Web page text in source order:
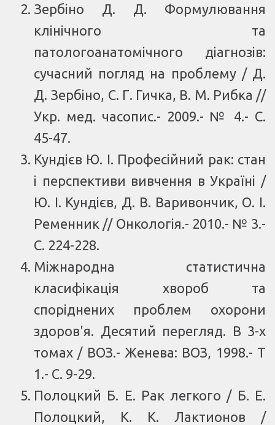
Зербіно Д. Д. Формулювання
клінічного та
патологоанатомічного діагнозів:
сучасний погляд на проблему / Д.
Д. Зербіно, С. Г. Гичка, В. М. Рибка //
Укр. мед. часопис.- 2009.- № 4.- С.
45-47.
Кундієв Ю. І. Професійний рак: стан
і перспективи вивчення в Україні /
Ю. І. Кундієв, Д. В. Варивончик, О. І.
Ременник // Онкологія.- 2010.- № 3.-
С. 224-228.
Міжнародна статистична
класифікація хвороб та
споріднених проблем охорони
здоров'я. Десятий перегляд. В 3-х
томах / ВОЗ.- Женева: ВОЗ, 1998.- Т
1.- С. 9-29.
Полоцкий Б. Е. Рак легкого / Б. Е.
Полоцкий, К. К. Лактионов /